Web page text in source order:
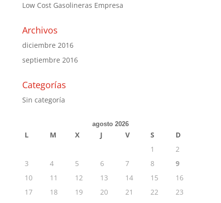
Low Cost Gasolineras Empresa
Archivos
diciembre 2016
septiembre 2016
Categorías
Sin categoría
agosto 2026
L M X J V S
D
1
2
3
4 5 6 7 8
9
10
11 12 13 14 15
16
17
18 19 20 21 22
23